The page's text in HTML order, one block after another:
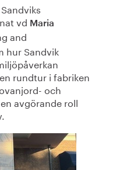
vd Maria
and
hur Sandvik
rundtur i fabriken
och
avgörande roll